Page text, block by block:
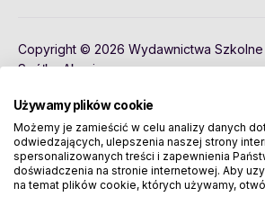
Copyright © 2026 Wydawnictwa
Spółka Akcyjna
Używamy plików cookie
Możemy je zamieścić w celu analizy danych
odwiedzających, ulepszenia naszej strony
spersonalizowanych treści i zapewnienia
doświadczenia na stronie internetowej. Aby
na temat plików cookie, których używamy,